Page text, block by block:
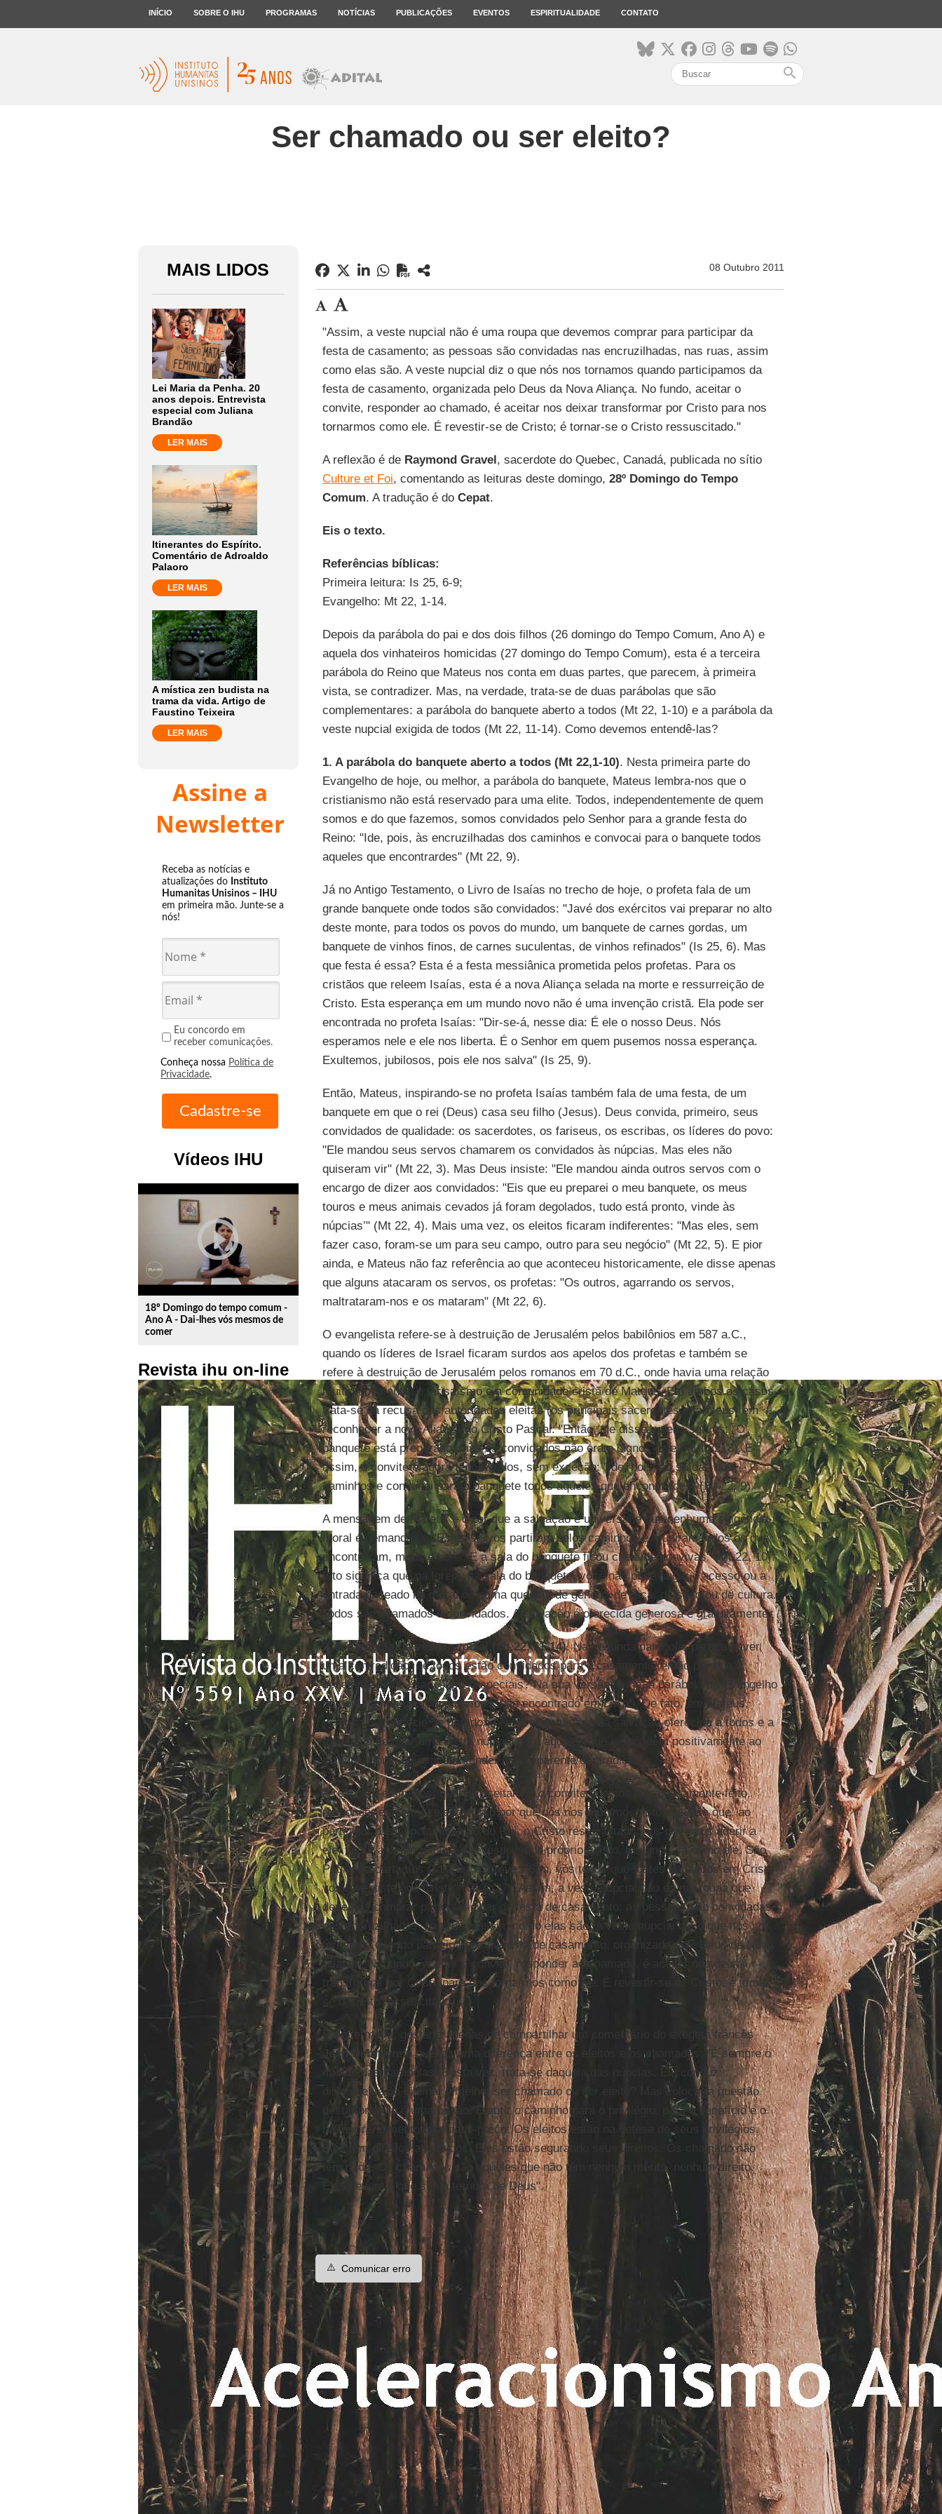
INÍCIO SOBRE O IHU PROGRAMAS NOTÍCIAS PUBLICAÇÕES EVENTOS ESPIRITUALIDADE CONTATO
search
Ser chamado ou ser eleito?
MAIS LIDOS
Lei Maria da Penha. 20
anos depois. Entrevista
especial com Juliana
Brandão
LER MAIS
Itinerantes do Espírito.
Comentário de Adroaldo
Palaoro
LER MAIS
A mística zen budista na
trama da vida. Artigo de
Faustino Teixeira
LER MAIS
Assine a
Newsletter
Receba as notícias e
atualizações do Instituto
Humanitas Unisinos – IHU
em primeira mão. Junte-se a
nós!
Eu concordo em
receber comunicações.
Conheça nossa Política de
Privacidade.
Vídeos IHU
play_circle_outline
18º Domingo do tempo comum -
Ano A - Dai-lhes vós mesmos de
comer
Revista ihu on-line
08 Outubro 2011
"Assim, a veste nupcial não é uma roupa que devemos comprar para participar da
festa de casamento; as pessoas são convidadas nas encruzilhadas, nas ruas, assim
como elas são. A veste nupcial diz o que nós nos tornamos quando participamos da
festa de casamento, organizada pelo Deus da Nova Aliança. No fundo, aceitar o
convite, responder ao chamado, é aceitar nos deixar transformar por Cristo para nos
tornarmos como ele. É revestir-se de Cristo; é tornar-se o Cristo ressuscitado."
A reflexão é de Raymond Gravel, sacerdote do Quebec, Canadá, publicada no sítio
Culture et Foi, comentando as leituras deste domingo, 28º Domingo do Tempo
Comum. A tradução é do Cepat.
Eis o texto.
Referências bíblicas:
Primeira leitura: Is 25, 6-9;
Evangelho: Mt 22, 1-14.
Depois da parábola do pai e dos dois filhos (26 domingo do Tempo Comum, Ano A) e
aquela dos vinhateiros homicidas (27 domingo do Tempo Comum), esta é a terceira
parábola do Reino que Mateus nos conta em duas partes, que parecem, à primeira
vista, se contradizer. Mas, na verdade, trata-se de duas parábolas que são
complementares: a parábola do banquete aberto a todos (Mt 22, 1-10) e a parábola da
veste nupcial exigida de todos (Mt 22, 11-14). Como devemos entendê-las?
1. A parábola do banquete aberto a todos (Mt 22,1-10). Nesta primeira parte do
Evangelho de hoje, ou melhor, a parábola do banquete, Mateus lembra-nos que o
cristianismo não está reservado para uma elite. Todos, independentemente de quem
somos e do que fazemos, somos convidados pelo Senhor para a grande festa do
Reino: "Ide, pois, às encruzilhadas dos caminhos e convocai para o banquete todos
aqueles que encontrardes" (Mt 22, 9).
Já no Antigo Testamento, o Livro de Isaías no trecho de hoje, o profeta fala de um
grande banquete onde todos são convidados: "Javé dos exércitos vai preparar no alto
deste monte, para todos os povos do mundo, um banquete de carnes gordas, um
banquete de vinhos finos, de carnes suculentas, de vinhos refinados" (Is 25, 6). Mas
que festa é essa? Esta é a festa messiânica prometida pelos profetas. Para os
cristãos que releem Isaías, esta é a nova Aliança selada na morte e ressurreição de
Cristo. Esta esperança em um mundo novo não é uma invenção cristã. Ela pode ser
encontrada no profeta Isaías: "Dir-se-á, nesse dia: É ele o nosso Deus. Nós
esperamos nele e ele nos liberta. É o Senhor em quem pusemos nossa esperança.
Exultemos, jubilosos, pois ele nos salva" (Is 25, 9).
Então, Mateus, inspirando-se no profeta Isaías também fala de uma festa, de um
banquete em que o rei (Deus) casa seu filho (Jesus). Deus convida, primeiro, seus
convidados de qualidade: os sacerdotes, os fariseus, os escribas, os líderes do povo:
"Ele mandou seus servos chamarem os convidados às núpcias. Mas eles não
quiseram vir" (Mt 22, 3). Mas Deus insiste: "Ele mandou ainda outros servos com o
encargo de dizer aos convidados: "Eis que eu preparei o meu banquete, os meus
touros e meus animais cevados já foram degolados, tudo está pronto, vinde às
núpcias’" (Mt 22, 4). Mais uma vez, os eleitos ficaram indiferentes: "Mas eles, sem
fazer caso, foram-se um para seu campo, outro para seu negócio" (Mt 22, 5). E pior
ainda, e Mateus não faz referência ao que aconteceu historicamente, ele disse apenas
que alguns atacaram os servos, os profetas: "Os outros, agarrando os servos,
maltrataram-nos e os mataram" (Mt 22, 6).
O evangelista refere-se à destruição de Jerusalém pelos babilônios em 587 a.C.,
quando os líderes de Israel ficaram surdos aos apelos dos profetas e também se
refere à destruição de Jerusalém pelos romanos em 70 d.C., onde havia uma relação
muito tensa entre o farisaísmo e a comunidade cristã de Mateus. Em ambos os casos,
trata-se da recusa das autoridades eleitas (os principais sacerdotes e fariseus) em
reconhecer a nova Aliança no Cristo Pascal: "Então, ele disse a seus servos: "O
banquete está preparado, mas os convidados não eram dignos dele’" (Mt 22, 8). E
assim, o convite é agora feito a todos, sem exceção: "Ide, pois, às saídas dos
caminhos e convocai para o banquete todos aqueles que encontrardes" (Mt 22, 9).
A mensagem de Mateus é dizer que a salvação é universal e que nenhuma exigência
moral é demandada: "Estes servos partiram pelos caminhos e reuniram todos os que
encontraram, maus e bons. E a sala do banquete ficou cheia de convivas" (Mt 22, 10).
Isto significa que na Igreja, na sala do banquete, você não pode negar o acesso ou a
entrada baseado na moral ou numa questão de gênero, de raça, de sexo ou de cultura.
Todos são chamados e convidados. A salvação é oferecida generosa e gratuitamente.
2. A parábola da veste nupcial (Mt 22, 11-14). Na segunda parábola, parece haver
uma contradição: se todos estão convidados para o casamento, então por que a
necessidade de usar roupas especiais? Na sua versão longa, a parábola do Evangelho
de hoje nos dá um toque curioso, não encontrado em Lucas. De fato, em Mateus,
vemos uma espécie de paradoxo entre a gratuidade da salvação oferecida a todos e a
exigência de usar uma veste nupcial para aqueles que respondem positivamente ao
convite. Como devemos entender essa aparente contradição?
A resposta é simples: quando aceitamos o convite que nos e graciosamente feito,
responder é aceitar celebrar isso por que nós nos reunimos. Isto significa que, ao
participar das núpcias do filho do Rei, o Cristo ressuscitado, nós devemos aderir a
ele; vestir a veste nupcial é revestir-se do próprio Cristo, tornando-se como ele. São
Paulo, na carta aos Gálatas, escreve: "Sim, vós todos que fostes batizados em Cristo
vos revestistes de Cristo" (Gl 3, 27). Assim, a veste nupcial não é uma roupa que
devemos comprar para participar da festa de casamento; as pessoas são convidadas
nas encruzilhadas, nas ruas, assim como elas são. A veste nupcial diz o que nós nos
tornamos quando participamos da festa de casamento, organizada pelo Deus da Nova
Aliança. No fundo, aceitar o convite, responder ao chamado, é aceitar nos deixar
transformar por Cristo para nos tornarmos como ele. É revestir-se de Cristo; é tornar-
se o Cristo ressuscitado.
Para terminar, gostaria apenas de compartilhar um comentário do exegeta francês
Jean Debruynneque faz uma diferença entre os eleitos e os chamados: "É sempre o
mundo das parábolas. Desta vez, trata-se daquela das núpcias. Ela conduz
diretamente ao dilema: é melhor ser chamado ou ser eleito? Mas colocar a questão
desta forma já é uma prisão. É abrir o caminho para o privilégio, para o benefício e o
melhor rendimento qualidade-preço. Os eleitos estão na defesa de seus privilégios.
Eles têm direitos adquiridos. Eles estão segurando seus direitos. Os chamado não
têm nada. Os chamados são aqueles que não têm nenhum mérito, nenhum direito.
Eles devem o que são à ternura de Deus".
⚠️ Comunicar erro